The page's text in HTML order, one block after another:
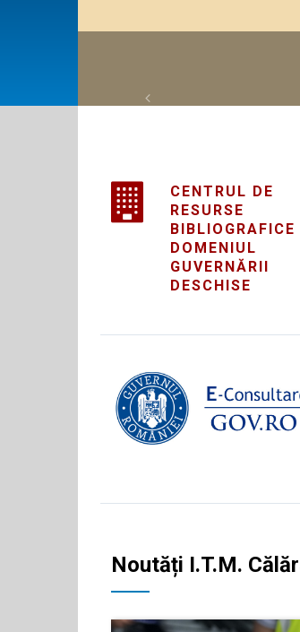
Previous
CENTRUL DE
RESURSE
BIBLIOGRAFICE
DOMENIUL
GUVERNĂRII
DESCHISE
Noutăți I.T.M.